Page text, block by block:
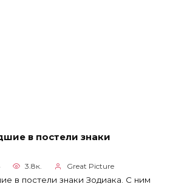
в постели знаки
3.8к. Great Picture
в постели знаки Зодиака. С ним